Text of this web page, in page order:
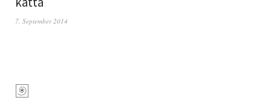
7. September 2014